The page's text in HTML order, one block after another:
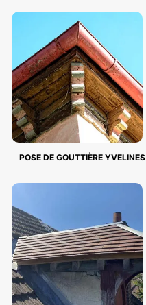
POSE DE GOUTTIÈRE YVELINES